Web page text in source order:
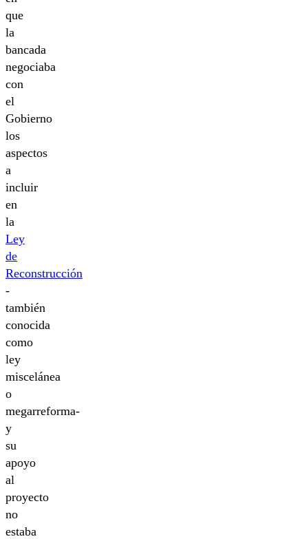
que
la
bancada
negociaba
con
el
Gobierno
los
aspectos
a
incluir
en
la
Ley
de
Reconstrucción
-
también
conocida
como
ley
miscelánea
o
megarreforma-
y
su
apoyo
al
proyecto
no
estaba